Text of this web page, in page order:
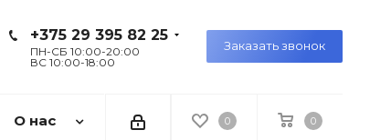
+375 29 395 82 25
ПН-СБ 10:00-20:00
ВС 10:00-18:00
Заказать звонок
0 0
О нас